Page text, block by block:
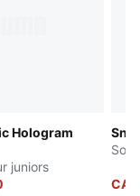
Hologram
juniors